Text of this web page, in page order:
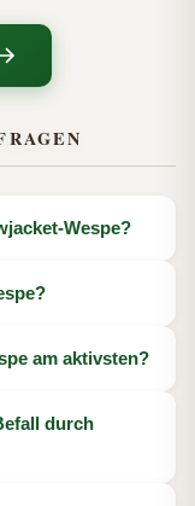
Wespe?
am aktivsten?
durch